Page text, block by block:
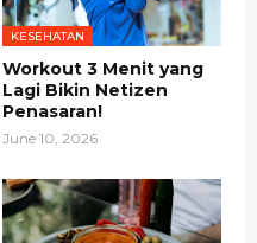
KESEHATAN
Workout 3 Menit yang
Lagi Bikin Netizen
Penasaran!
June 10, 2026